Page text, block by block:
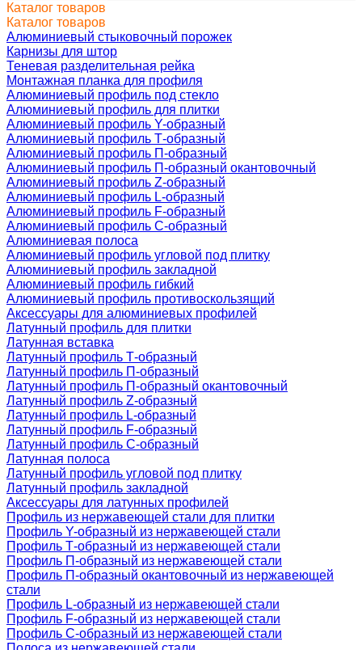
Каталог товаров
Каталог товаров
Алюминиевый стыковочный порожек
Карнизы для штор
Теневая разделительная рейка
Монтажная планка для профиля
Алюминиевый профиль под стекло
Алюминиевый профиль для плитки
Алюминиевый профиль Y-образный
Алюминиевый профиль Т-образный
Алюминиевый профиль П-образный
Алюминиевый профиль П-образный окантовочный
Алюминиевый профиль Z-образный
Алюминиевый профиль L-образный
Алюминиевый профиль F-образный
Алюминиевый профиль C-образный
Алюминиевая полоса
Алюминиевый профиль угловой под плитку
Алюминиевый профиль закладной
Алюминиевый профиль гибкий
Алюминиевый профиль противоскользящий
Аксессуары для алюминиевых профилей
Латунный профиль для плитки
Латунная вставка
Латунный профиль Т-образный
Латунный профиль П-образный
Латунный профиль П-образный окантовочный
Латунный профиль Z-образный
Латунный профиль L-образный
Латунный профиль F-образный
Латунный профиль C-образный
Латунная полоса
Латунный профиль угловой под плитку
Латунный профиль закладной
Аксессуары для латунных профилей
Профиль из нержавеющей стали для плитки
Профиль Y-образный из нержавеющей стали
Профиль Т-образный из нержавеющей стали
Профиль П-образный из нержавеющей стали
Профиль П-образный окантовочный из нержавеющей
стали
Профиль L-образный из нержавеющей стали
Профиль F-образный из нержавеющей стали
Профиль C-образный из нержавеющей стали